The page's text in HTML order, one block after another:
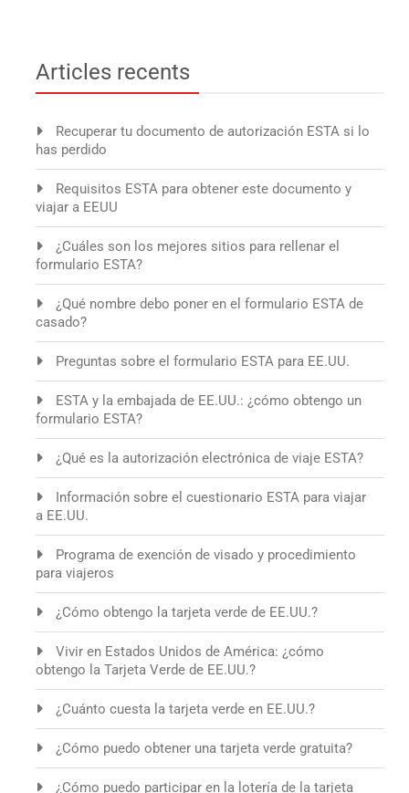
Articles recents
Recuperar tu documento de autorización ESTA si lo
has perdido
Requisitos ESTA para obtener este documento y
viajar a EEUU
¿Cuáles son los mejores sitios para rellenar el
formulario ESTA?
¿Qué nombre debo poner en el formulario ESTA de
casado?
Preguntas sobre el formulario ESTA para EE.UU.
ESTA y la embajada de EE.UU.: ¿cómo obtengo un
formulario ESTA?
¿Qué es la autorización electrónica de viaje ESTA?
Información sobre el cuestionario ESTA para viajar
a EE.UU.
Programa de exención de visado y procedimiento
para viajeros
¿Cómo obtengo la tarjeta verde de EE.UU.?
Vivir en Estados Unidos de América: ¿cómo
obtengo la Tarjeta Verde de EE.UU.?
¿Cuánto cuesta la tarjeta verde en EE.UU.?
¿Cómo puedo obtener una tarjeta verde gratuita?
¿Cómo puedo participar en la lotería de la tarjeta